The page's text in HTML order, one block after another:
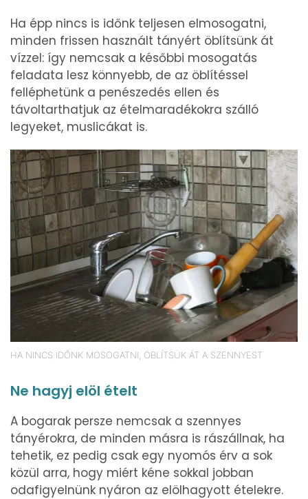
Ha épp nincs is időnk teljesen elmosogatni,
minden frissen használt tányért öblítsünk át
vízzel: így nemcsak a későbbi mosogatás
feladata lesz könnyebb, de az öblítéssel
felléphetünk a penészedés ellen és
távoltarthatjuk az ételmaradékokra szálló
legyeket, muslicákat is.
HA NINCS IDŐNK MOSOGATNI, ÖBLÍTSÜK ÁT A SZENNYEST
Ne hagyj elöl ételt
A bogarak persze nemcsak a szennyes
tányérokra, de minden másra is rászállnak, ha
tehetik, ez pedig csak egy nyomós érv a sok
közül arra, hogy miért kéne sokkal jobban
odafigyelnünk nyáron az elölhagyott ételekre.